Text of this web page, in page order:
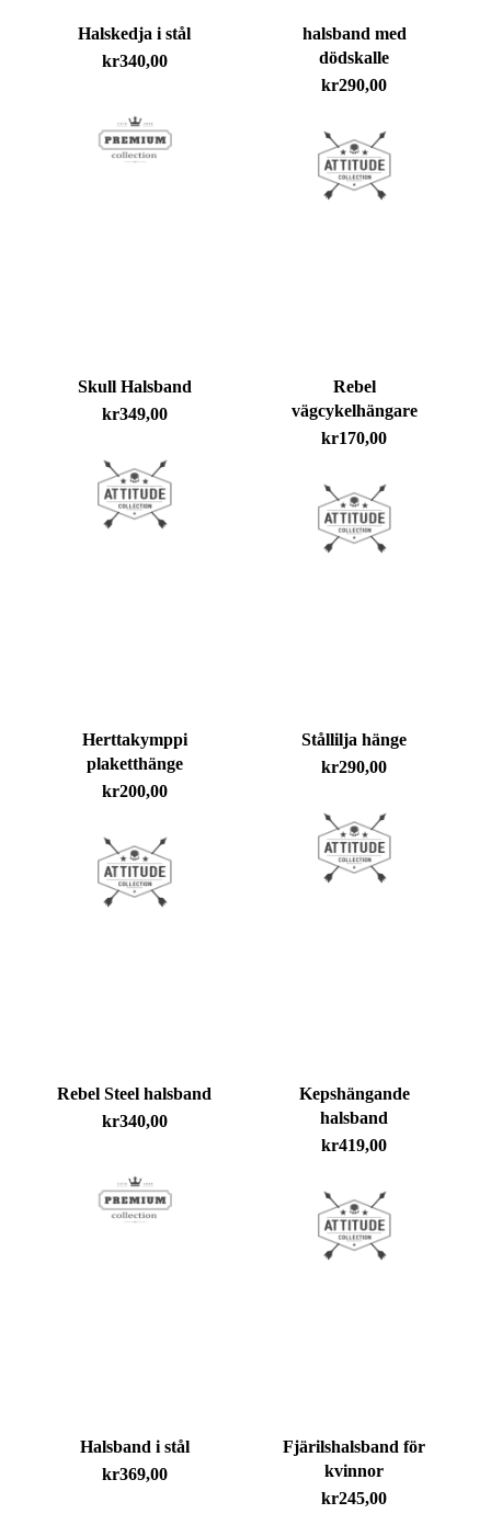
Halskedja i stål
kr340,00
halsband med
dödskalle
kr290,00
Skull Halsband
kr349,00
Rebel
vägcykelhängare
kr170,00
Herttakymppi
plaketthänge
kr200,00
Stållilja hänge
kr290,00
Rebel Steel halsband
kr340,00
Kepshängande
halsband
kr419,00
Halsband i stål
kr369,00
Fjärilshalsband för
kvinnor
kr245,00